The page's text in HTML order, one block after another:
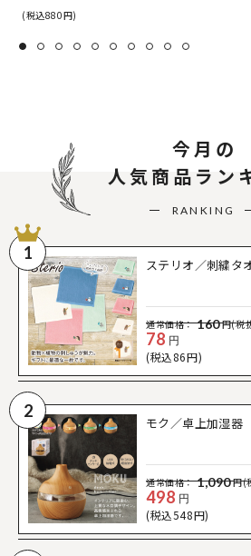
(税込880円)
今月の
人気商品ラン
RANKING
1
ステリオ／刺繍タ
通常価格： 160円(税
78 円
(税込86円)
2
モク／卓上加湿器
通常価格： 1,090円(
498 円
(税込548円)